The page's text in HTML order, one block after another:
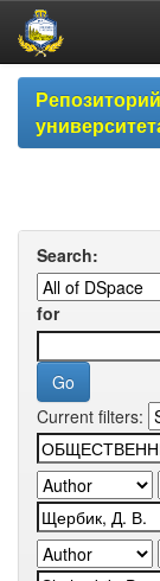
Skip
navigation
Search:
for
Current filters: